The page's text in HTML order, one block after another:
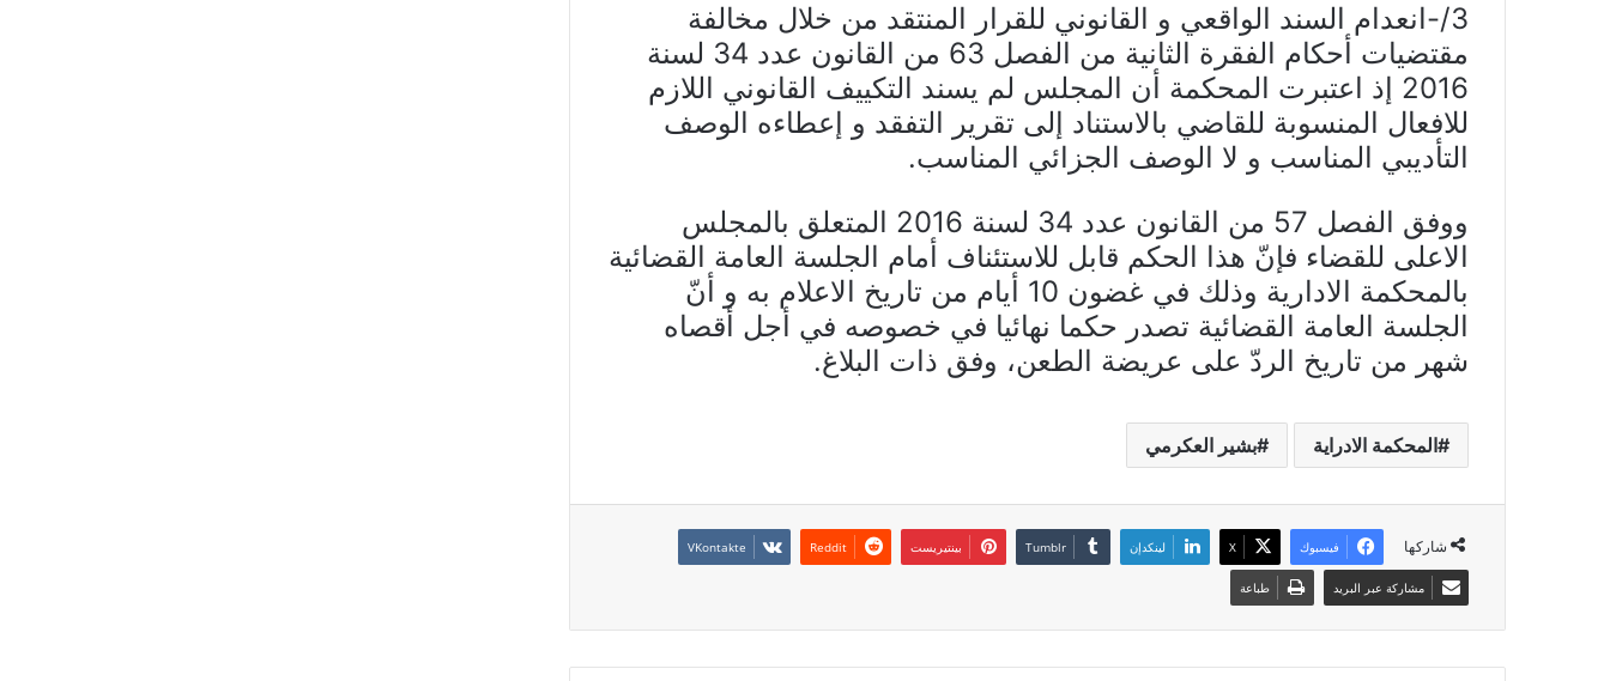
3/-انعدام السند الواقعي و القانوني للقرار المنتقد من خلال مخالفة
مقتضيات أحكام الفقرة الثانية من الفصل 63 من القانون عدد 34 لسنة
2016 إذ اعتبرت المحكمة أن المجلس لم يسند التكييف القانوني اللازم
للافعال المنسوبة للقاضي بالاستناد إلى تقرير التفقد و إعطاءه الوصف
التأديبي المناسب و لا الوصف الجزائي المناسب.
ووفق الفصل 57 من القانون عدد 34 لسنة 2016 المتعلق بالمجلس
الاعلى للقضاء فإنّ هذا الحكم قابل للاستئناف أمام الجلسة العامة القضائية
بالمحكمة الادارية وذلك في غضون 10 أيام من تاريخ الاعلام به و أنّ
الجلسة العامة القضائية تصدر حكما نهائيا في خصوصه في أجل أقصاه
شهر من تاريخ الردّ على عريضة الطعن، وفق ذات البلاغ.
المحكمة الادراية بشير العكرمي
شاركها فيسبوك X لينكدإن بينتيريست
مشاركة عبر البريد طباعة